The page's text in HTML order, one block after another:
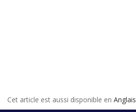
Cet article est aussi disponible en Anglais